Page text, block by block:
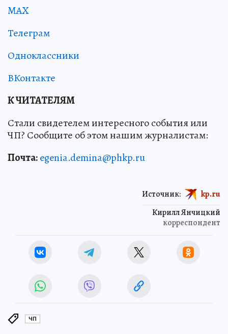
MAX
Телеграм
Одноклассники
ВКонтакте
К ЧИТАТЕЛЯМ
Стали свидетелем интересного события или
ЧП? Сообщите об этом нашим журналистам:
Почта:egenia.demina@phkp.ru
Кирилл Янчицкий
корреспондент
Источник: kp.ru
ЧП